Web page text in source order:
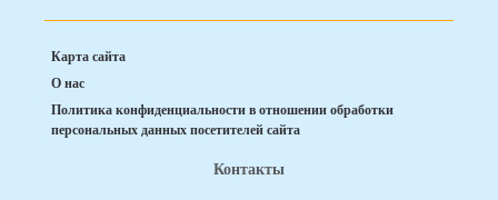
Карта сайта
О нас
Политика конфиденциальности в отношении обработки
персональных данных посетителей сайта
Контакты